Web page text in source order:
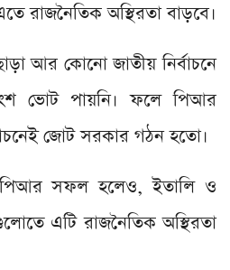
রাজনৈতিক অস্থিরতা বাড়বে।
আর কোনো জাতীয় নির্বাচনে
ভোট পায়নি। ফলে পিআর
জোট সরকার গঠন হতো।
সফল হলেও, ইতালি ও
এটি রাজনৈতিক অস্থিরতা